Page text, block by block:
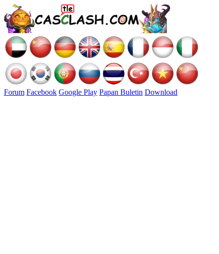
Forum Facebook Google Play Papan Buletin Download